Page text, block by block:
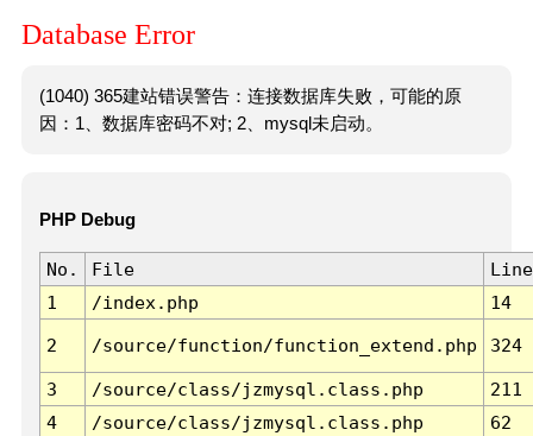
Database Error
(1040) 365建站错误警告：连接数据库失败，可能的原
因：1、数据库密码不对; 2、mysql未启动。
PHP Debug
No. File
Line
1
/index.php 14
2 /source/function/function_extend.php 324
3 /source/class/jzmysql.class.php
211
4
/source/class/jzmysql.class.php
62